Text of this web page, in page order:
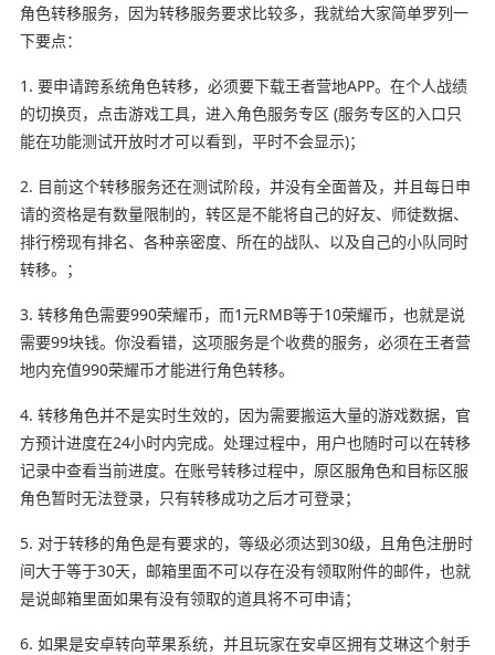
角色转移服务，因为转移服务要求比较多，我就给大家简单罗列一
下要点：
1. 要申请跨系统角色转移，必须要下载王者营地APP。在个人战绩
的切换页，点击游戏工具，进入角色服务专区 (服务专区的入口只
能在功能测试开放时才可以看到，平时不会显示)；
2. 目前这个转移服务还在测试阶段，并没有全面普及，并且每日申
请的资格是有数量限制的，转区是不能将自己的好友、师徒数据、
排行榜现有排名、各种亲密度、所在的战队、以及自己的小队同时
转移。；
3. 转移角色需要990荣耀币，而1元RMB等于10荣耀币，也就是说
需要99块钱。你没看错，这项服务是个收费的服务，必须在王者营
地内充值990荣耀币才能进行角色转移。
4. 转移角色并不是实时生效的，因为需要搬运大量的游戏数据，官
方预计进度在24小时内完成。处理过程中，用户也随时可以在转移
记录中查看当前进度。在账号转移过程中，原区服角色和目标区服
角色暂时无法登录，只有转移成功之后才可登录；
5. 对于转移的角色是有要求的，等级必须达到30级，且角色注册时
间大于等于30天，邮箱里面不可以存在没有领取附件的邮件，也就
是说邮箱里面如果有没有领取的道具将不可申请；
6. 如果是安卓转向苹果系统，并且玩家在安卓区拥有艾琳这个射手